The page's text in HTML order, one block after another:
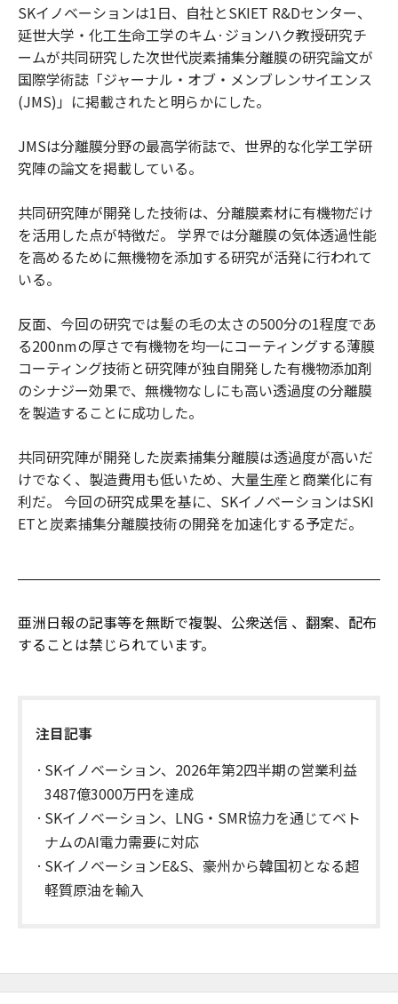
SKイノベーションは1日、自社とSKIET R&Dセンター、
延世大学・化工生命工学のキム·ジョンハク教授研究チ
ームが共同研究した次世代炭素捕集分離膜の研究論文が
国際学術誌「ジャーナル・オブ・メンブレンサイエンス
(JMS)」に掲載されたと明らかにした。
JMSは分離膜分野の最高学術誌で、世界的な化学工学研
究陣の論文を掲載している。
共同研究陣が開発した技術は、分離膜素材に有機物だけ
を活用した点が特徴だ。 学界では分離膜の気体透過性能
を高めるために無機物を添加する研究が活発に行われて
いる。
反面、今回の研究では髪の毛の太さの500分の1程度であ
る200nmの厚さで有機物を均一にコーティングする薄膜
コーティング技術と研究陣が独自開発した有機物添加剤
のシナジー効果で、無機物なしにも高い透過度の分離膜
を製造することに成功した。
共同研究陣が開発した炭素捕集分離膜は透過度が高いだ
けでなく、製造費用も低いため、大量生産と商業化に有
利だ。 今回の研究成果を基に、SKイノベーションはSKI
ETと炭素捕集分離膜技術の開発を加速化する予定だ。
亜洲日報の記事等を無断で複製、公衆送信 、翻案、配布
することは禁じられています。
注目記事
SKイノベーション、2026年第2四半期の営業利益
3487億3000万円を達成
SKイノベーション、LNG・SMR協力を通じてベト
ナムのAI電力需要に対応
SKイノベーションE&S、豪州から韓国初となる超
軽質原油を輸入